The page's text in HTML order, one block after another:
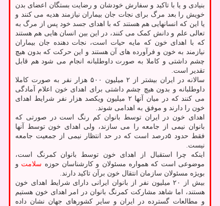
بنیادی و یا با تاکید و سفارش خودشان و رضایت بستگان اعضای بدن
خویش را بعد مرگ برای نجات جان بیماران نیازمند هدیه می کنند و
یا این که انسانهایی هم هستند که با اهدای جسد خود پس از مرگ به
تعالی علم و دانش کمک می کنند، در این بین انسان هایی هم هستند
که با اهدای خون که مایه حیات است، نجات دهنده جان بیماران
نیازمند به خون و فرآورده های آن هستند و این حرکت که بدون هیچ
چشم داشتی و کاملا به صورت داوطلبانه انجام می شود هم قابل
تقدیر است.
سالانه در ایران بیشتر از ۲ میلیون ۵۰۰ هزار نفر به صورت کاملا
داوطلبانه و بدون هیچ چشم داشتی برای اهدای خون اعلام آمادگی
می کنند که در میان آنها ۲ میلیون ویکصد هزار نفر شرایط اهدای
خون را دارند و موفق به اهدامی شوند.
اهدای خون در ایران توسط بانوان کم رنگ است در صورتی که
بانوان نیمی از جامعه را می سازند، ولی اهدای خون توسط آنها
فقط حدود ۵درصد است که در حد انتظار نیمی از جمعیت جامعه
نیست.
اینکه چرا استقبال از اهدای خون توسط بانوان کمرنگ است،
موضوعی است که همواره مسئولان و کارشناسان حوزه سلامت و
بویژه مسئولان سازمان انتقال خون برآن تاکید دارند.
بیش از ۲۰ میلیون نفر از بانوان ایرانی دارای شرایط اهدای خون
هستند، اما شاهد مشارکت کمرنگ بانوان در امر اهدای خون هستیم
و مطالعات گسترده در ایران و سایر کشورهای جهان نشان داده